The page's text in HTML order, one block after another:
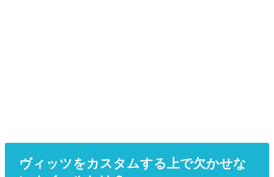
ヴィッツをカスタムする上で欠かせな